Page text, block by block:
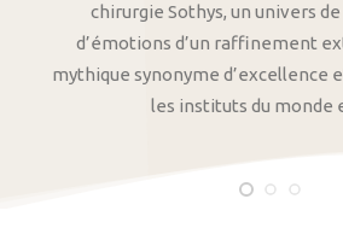
chirurgie Sothys, un univers
d’émotions d’un raffinement
mythique synonyme d’excellence
les instituts du monde